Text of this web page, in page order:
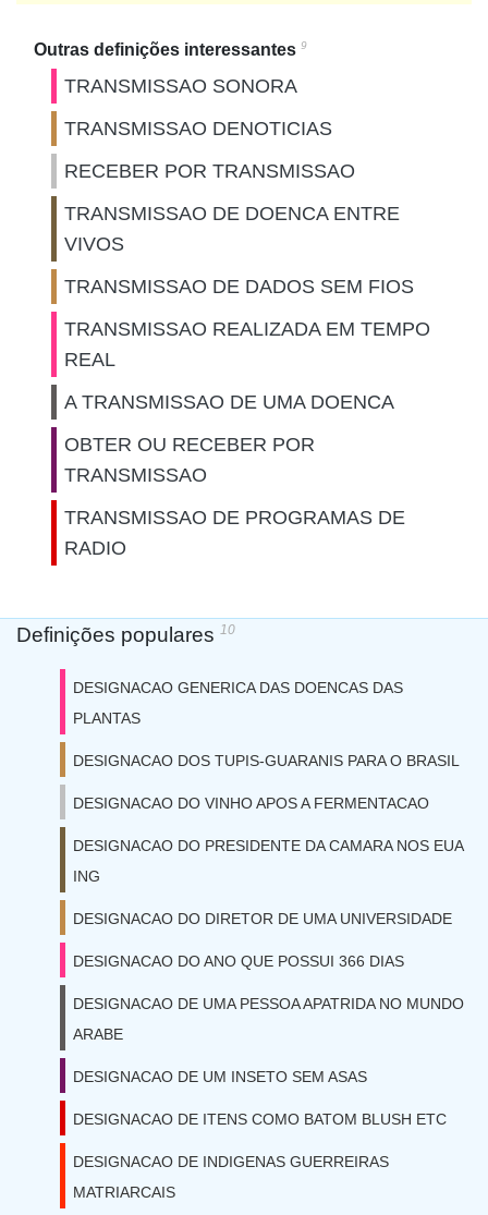
Outras definições interessantes 9
TRANSMISSAO SONORA
TRANSMISSAO DENOTICIAS
RECEBER POR TRANSMISSAO
TRANSMISSAO DE DOENCA ENTRE
VIVOS
TRANSMISSAO DE DADOS SEM FIOS
TRANSMISSAO REALIZADA EM TEMPO
REAL
A TRANSMISSAO DE UMA DOENCA
OBTER OU RECEBER POR
TRANSMISSAO
TRANSMISSAO DE PROGRAMAS DE
RADIO
Definições populares 10
DESIGNACAO GENERICA DAS DOENCAS DAS
PLANTAS
DESIGNACAO DOS TUPIS-GUARANIS PARA O BRASIL
DESIGNACAO DO VINHO APOS A FERMENTACAO
DESIGNACAO DO PRESIDENTE DA CAMARA NOS EUA
ING
DESIGNACAO DO DIRETOR DE UMA UNIVERSIDADE
DESIGNACAO DO ANO QUE POSSUI 366 DIAS
DESIGNACAO DE UMA PESSOA APATRIDA NO MUNDO
ARABE
DESIGNACAO DE UM INSETO SEM ASAS
DESIGNACAO DE ITENS COMO BATOM BLUSH ETC
DESIGNACAO DE INDIGENAS GUERREIRAS
MATRIARCAIS